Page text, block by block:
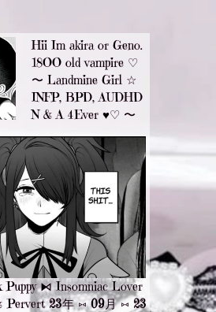
Hii Im akira or Geno.
18OO old vampire ♡
〜 Landmine Girl ☆
INFP, BPD, AUDHD
N&A4Ever ♥︎♡ 〜
Puppy ⧑ Insomniac Lover
Pervert23年 ⁠⑅09月 ⑅23